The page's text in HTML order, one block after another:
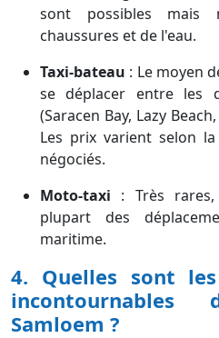
sont possibles mais
chaussures et de l'eau.
Taxi-bateau : Le moyen
se déplacer entre les
(Saracen Bay, Lazy
Les prix varient selon
négociés.
Moto-taxi : Très
plupart des
maritime.
4. Quelles sont
Samloem ?